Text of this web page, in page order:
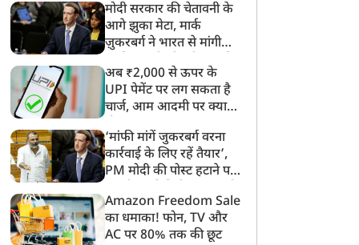
रूस से तेल खरीदना पड़ेगा
भारी! क्या भारत पर लगेगा
100% टैरिफ? अमेरिका के
बिल ने बढ़ाई चिंता
अमेरिका-ईरान में डील डन!
आदेश, होर्मुज के पूरी तरह
खोलने, न्यूक्लियर थ्रेट खत्म
करने का दावा
मोदी सरकार की चेतावनी के
आगे झुका मेटा, मार्क
ज़ुकरबर्ग ने भारत से मांगी
अब ₹2,000 से ऊपर के
UPI पेमेंट पर लग सकता है
चार्ज, आम आदमी पर क्या
‘मांफी मांगें जुकरबर्ग वरना
कार्रवाई के लिए रहें तैयार’,
PM मोदी की पोस्ट हटाने पर
लगाई फटकार
Amazon Freedom Sale
का धमाका! फोन, TV और
AC पर 80% तक की छूट